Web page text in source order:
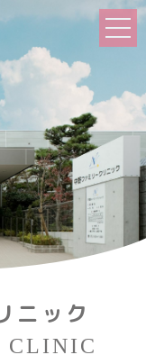
ニック
CLINIC